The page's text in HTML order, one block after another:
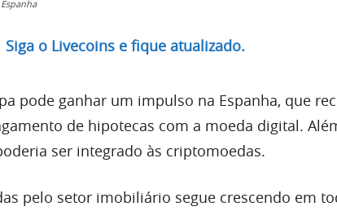
Siga o Livecoins e fique atualizado.
pode ganhar um impulso na Espanha, que
de hipotecas com a moeda digital.
ser integrado às criptomoedas.
pelo setor imobiliário segue crescendo em